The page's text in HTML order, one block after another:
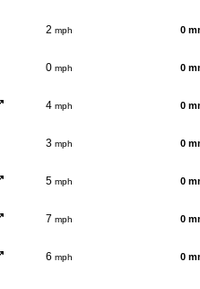
2 mph 0
0 mph 0
4 mph 0
3 mph 0
5 mph 0
7 mph 0
6 mph 0